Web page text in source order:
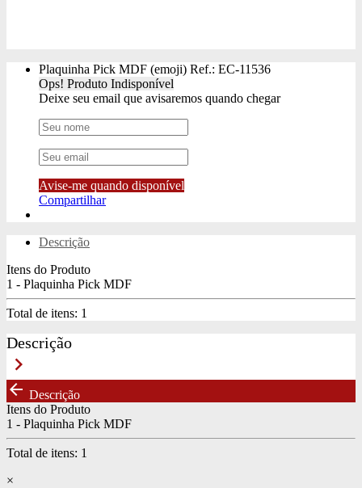
Plaquinha Pick MDF (emoji) Ref.: EC-11536
Ops! Produto Indisponível
Deixe seu email que avisaremos quando chegar
Avise-me quando disponível
Compartilhar
Descrição
Itens do Produto
1 - Plaquinha Pick MDF
Total de itens: 1
Descrição
keyboard_arrow_right
arrow_back Descrição
Itens do Produto
1 - Plaquinha Pick MDF
Total de itens: 1
×